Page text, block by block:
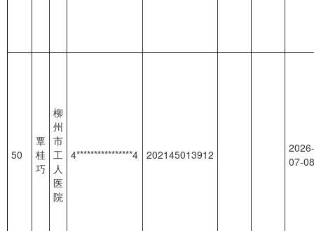
50
覃
桂
巧
柳
州
市
工
人
医
院
4****************4 202145013912
2026-
07-08